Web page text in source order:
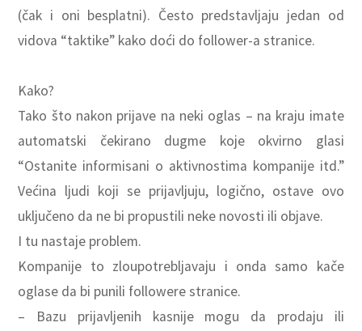
(čak i oni besplatni). Često predstavljaju jedan od
vidova “taktike” kako doći do follower-a stranice.
Kako?
Tako što nakon prijave na neki oglas – na kraju imate
automatski čekirano dugme koje okvirno glasi
“Ostanite informisani o aktivnostima kompanije itd.”
Većina ljudi koji se prijavljuju, logično, ostave ovo
uključeno da ne bi propustili neke novosti ili objave.
I tu nastaje problem.
Kompanije to zloupotrebljavaju i onda samo kače
oglase da bi punili followere stranice.
– Bazu prijavljenih kasnije mogu da prodaju ili